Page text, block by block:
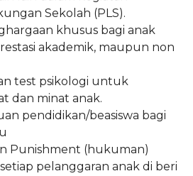
Sekolah (PLS).
khusus bagi anak
akademik, maupun non
test psikologi untuk
dan minat anak.
pendidikan/beasiswa bagi
Punishment (hukuman)
pelanggaran anak di beri